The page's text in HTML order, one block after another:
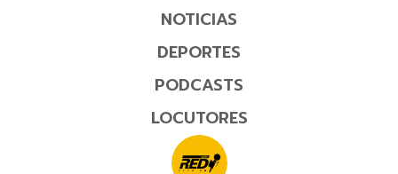
NOTICIAS
DEPORTES
PODCASTS
LOCUTORES